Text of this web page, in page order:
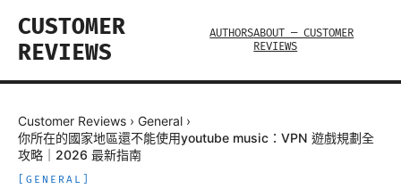
CUSTOMER
REVIEWS
AUTHORSABOUT — CUSTOMER
REVIEWS
Customer Reviews › General ›
你所在的國家地區還不能使用youtube music：VPN 遊戲規劃全
攻略｜2026 最新指南
GENERAL